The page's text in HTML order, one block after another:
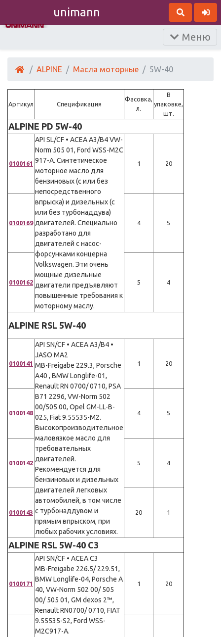
unimann
Меню
ALPINE Масла моторные 5W-40
Артикул Спецификация
Фасовка,
л.
В
упаковке,
шт.
ALPINE PD 5W-40
0100161
API SL/CF • ACEA A3/B4 VW-
Norm 505 01, Ford WSS-M2C
917-A. Синтетическое
моторное масло для
бензиновых (с или без
непосредственного
впрыска) и дизельных (с
или без турбонаддува)
двигателей. Специально
разработано для
двигателей с насос-
форсунками концерна
Volkswagen. Эти очень
мощные дизельные
двигатели предъявляют
повышенные требования к
моторному маслу.
1 20
0100169 4 5
0100162 5 4
ALPINE RSL 5W-40
0100141
API SN/CF • ACEA A3/B4 •
JASO MA2
MB-Freigabe 229.3, Porsche
A40 , BMW Longlife-01,
Renault RN 0700/ 0710, PSA
B71 2296, VW-Norm 502
00/505 00, Opel GM-LL-B-
025, Fiat 9.55535-M2.
Высокопроизводительное
маловязкое масло для
требовательных
двигателей.
Рекомендуется для
бензиновых и дизельных
двигателей легковых
автомобилей, в том числе
с турбонаддувом и
прямым впрыском, при
любых рабочих условиях.
1 20
0100148 4 5
0100142 5 4
0100143 20 1
ALPINE RSL 5W-40 C3
0100171
API SN/CF • ACEA C3
MB-Freigabe 226.5/ 229.51,
BMW Longlife-04, Porsche A
40, VW-Norm 502 00/ 505
00/ 505 01, GM dexos 2™,
Renault RN0700/ 0710, FIAT
9.55535-S2, Ford WSS-
M2C917-A.
1 20